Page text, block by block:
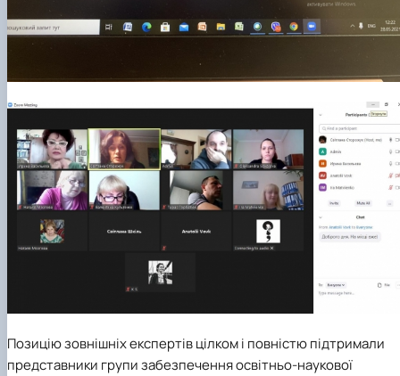
Позицію зовнішніх експертів цілком і повністю підтримали
представники групи забезпечення освітньо-наукової